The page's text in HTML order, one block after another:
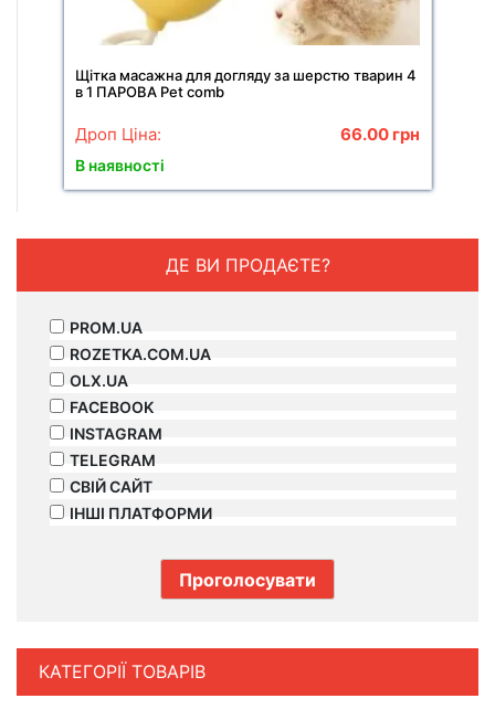
Щітка масажна для догляду за шерстю тварин 4
в 1 ПАРОВА Pet comb
Дроп Ціна: 66.00 грн
В наявності
ДЕ ВИ ПРОДАЄТЕ?
PROM.UA
ROZETKA.COM.UA
OLX.UA
FACEBOOK
INSTAGRAM
TELEGRAM
СВІЙ САЙТ
ІНШІ ПЛАТФОРМИ
КАТЕГОРІЇ ТОВАРІВ